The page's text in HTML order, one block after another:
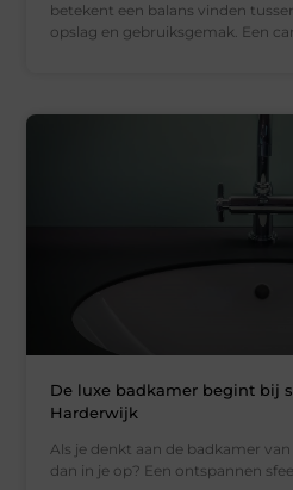
betekent een balans vinden
opslag en gebruiksgemak. Een
De luxe badkamer begint bij
Harderwijk
Als je denkt aan de badkamer
dan in je op? Een ontspannen